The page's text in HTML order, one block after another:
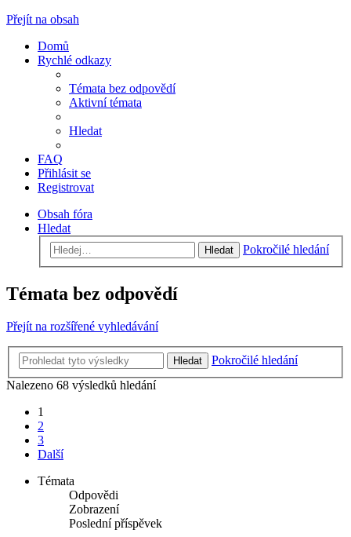
Přejít na obsah
Domů
Rychlé odkazy
Témata bez odpovědí
Aktivní témata
Hledat
FAQ
Přihlásit se
Registrovat
Obsah fóra
Hledat
Hledat Pokročilé hledání
Témata bez odpovědí
Přejít na rozšířené vyhledávání
Hledat
Pokročilé hledání
Nalezeno 68 výsledků hledání
1
2
3
Další
Témata
Odpovědi
Zobrazení
Poslední příspěvek